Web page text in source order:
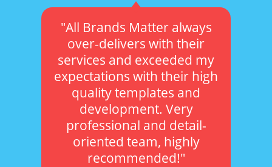
"All Brands Matter always
over-delivers with their
services and exceeded my
expectations with their high
quality templates and
development. Very
professional and detail-
oriented team, highly
recommended!"